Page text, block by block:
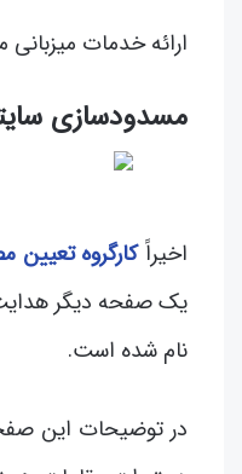
ارائه خدمات
مسدودسازی
اخیراًکارگروه تعیین
یک صفحه دیگر هدایت
نام شده است.